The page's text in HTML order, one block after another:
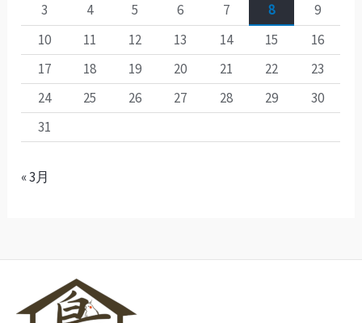
3
4 5 6 7 8
9
10
11 12 13 14 15
16
17
18 19 20 21 22
23
24
25 26 27 28 29
30
31
« 3月